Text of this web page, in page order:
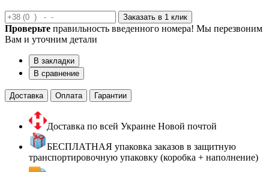
Заказать в 1 клик
Проверьте правильность введенного номера! Мы перезвоним
Вам и уточним детали
В закладки
В сравнение
Доставка Оплата Гарантии
Доставка по всей Украине Новой почтой
БЕСПЛАТНАЯ упаковка заказов в защитную
транспортировочную упаковку (коробка + наполнение)